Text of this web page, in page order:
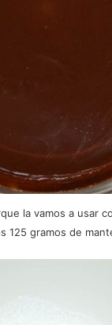
la vamos a usar
125 gramos de